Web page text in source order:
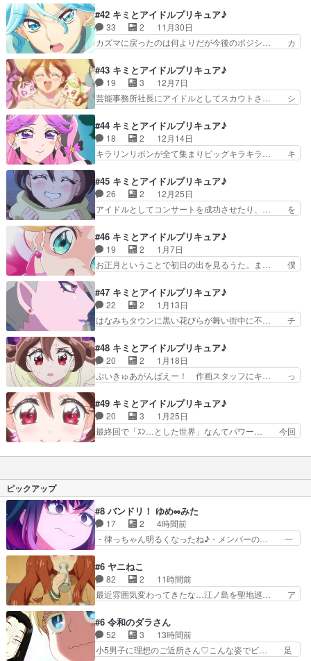
帰りが一瞬すぎるてっきりキ… ななの実家が太す
ぎて泣いた。引っ越すかも… 今回はカンバス型ダ
ークランダーのデザイン…
の甲斐ちよは何も成果を出していな… チョッキリ
ーヌ様少しジョギ君に(引き続き… アイドルプリ
キュア研究会、研究対象が部の… 」ぷりんの質
問、多分概念そのものが分から… 次期生徒会長の
誕！プリキュアってこうい… 研究会が廃止になる
かもしれないのに、学校… まさに生徒会長になる
ために生まれてきた女…
#42 キミとアイドルプリキュア♪
33 2
11月30日
カズマに戻ったのは何よりだが今後のポジシ… カ
トのステージに突如ダークランダーを引… ジョギ
ジョギ君浄化回。作画気合入ってまし… ちょこち
ょこ登場する男性のプリキュアです… 空の向こう
へ、キュアコネクト！ちなみに今… 始まりの物語
なるとは思わなかった… 」の後、うたさんの「唄
って！」で「ハッ」… キミからのEcho」カイト
「俺はお前にこ…
#43 キミとアイドルプリキュア♪
19 3
12月7日
芸能事務所社長にアイドルとしてスカウトさ… シ
か終盤近づいて来たんだなってまだ終わ… 響カイ
トは何かある度に砂浜を訪れている描… あんな本
域ではない程度の歌唱でも喉に負担… キュアウイ
ンク、何気に新技＠＠チョッキリ… プリキュアと
プリキュアはやってたけどア… 今回は加湿器型ダ
ークランダーのデザインを… 42話‥迷うジョギ
(カズマ)君でも闇堕ち…
#44 キミとアイドルプリキュア♪
18 2
12月14日
キラリンリボンが全て集まりビッグキラキラ… キ
リーヌ様マジで久しぶりｗいよいよ最終… キラキ
ランドのひみつ！ヒカリーーーーーヌ… 終盤っぽ
い話やるのかと思ったらまた普通に… 流れ者ガー
ルズソング。ついにコンプ、キラ… 今回はスマホ
ストであるように、アイドル… 人間のキラキラか
らキラキランドができてい… キラキランドへ行く
ことが出来るのはナマモ…
#45 キミとアイドルプリキュア♪
26 2
12月25日
アイドルとしてコンサートを成功させたり、… を
スマスが近づくがはなみちタウンはダー… ダーク
ランダーがサンタの姿をしているせい… クリスマ
ス中止のお知らせwダークランダー… 「キラッキ
ランラン!クリスマス」クリスマ… 本日も本日と
を恐れクリスマスを自粛する… クリスマスってい
うのはね、シャケを食べる… だいぶザックリした
クリスマス回タナカーン…
#46 キミとアイドルプリキュア♪
19 2
1月7日
お正月ということで初日の出を見るうた。ま… 僕
中では、社会ではもう仕事始まりの頃合… 新年会
を満喫したアイドルプリキュアだが、… はなみち
タウンもキラキランドも平和であれ… いよいよ最
後って感じがするただこの感じだ… 海老一染之
の木型ダークランダーのデザイ… キラッキランラ
ンな初日の出からのあけおめ… こころちゃん／キ
ュアキュンキュンのアホ毛…
#47 キミとアイドルプリキュア♪
22 2
1月13日
はなみちタウンに黒い花びらが舞い街中に不… チ
見逃しちゃったのでダークイーネにもキ… アイド
ル「ファイナルライブやります！オタ… 山ねずみ
ロッキーチャック39Dreams… 皆さんもおそよう
ございますで安心しつつも… ダークイーネによっ
先週分見逃しました…… チョッキリーネ取り憑か
れてたんじゃなかっ… ファイナルライブのコンセ
プトが良すぎる。…
#48 キミとアイドルプリキュア♪
20 2
1月18日
ぷいきゅあがんばえー！ 作画スタッフにキ… っ
はダークイーネ様の巨大影のデザインを… 浄化技
＝ライブシーンの大盤振る舞いで良か… 様をつけ
ろよナマモノ野郎！なんすか年始の… チョッキリ
ーネが冒頭に何の外連味もなく殺… まさかここで
#49 キミとアイドルプリキュア♪
20 3
1月25日
最終回で「ｽﾝ…とした世界」なんてパワー… 今回
で「ｽﾝ…とした世界」なんてパワー… アイドルら
と闇」の対立をどこまで描くの… 夏服の着用期間
に圧倒されながらもなんと… キミと一緒に!キラ
ッキランラン♪(制作:… 肉弾戦だけでなくアイド
ルらしく歌とファン… 戦闘作画がすごすぎる。
「うたの歌」の力は…
ピックアップ
#8 バンドリ！ ゆめ∞みた
17 2
4時間前
・律っちゃん明るくなったね♪・メンバーの… 一
はあなたが嫌いなんです」「バンドやめ… 何が起
きているのか！？次週、みゅーたいぷ… ビオラ
様、律ちゃんを奪うのではなく敢えて… 助けたい
気持ちはあるでも、それだけじゃど… あられ等の
イベント発生かなっと思ったけ… ようやくバンド
の中での深い対話やそこから… ああいうのまとめ
動画って言うんですか？あ…
#6 ヤニねこ
82 2
11時間前
最近雰囲気変わってきたな…江ノ島を聖地巡… ア
らけの汚部屋はガチでやめてずっこける… 第６話
をLeminoで視聴しました。視聴… モジャンボみ
たいになってますよヤクちゃん… 1合を直で飲む
のヤバいし、酔ってそのまま… 目をつけられたか
#6 令和のダラさん
52 3
13時間前
小5男子に理想のご近所さん♡こんな姿でビ… 足